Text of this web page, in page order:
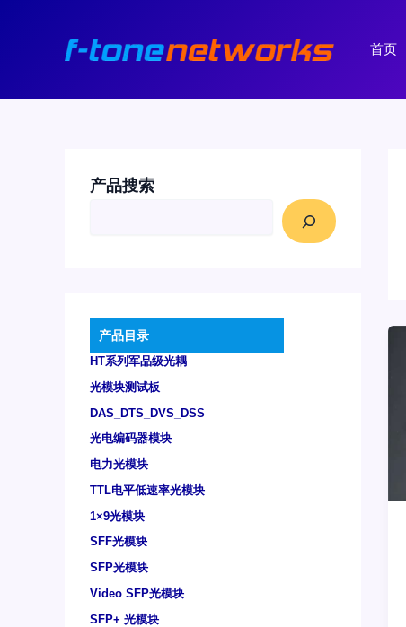
首页
产品搜索
产品目录
HT系列军品级光耦
光模块测试板
DAS_DTS_DVS_DSS
光电编码器模块
电力光模块
TTL电平低速率光模块
1×9光模块
SFF光模块
SFP光模块
Video SFP光模块
SFP+ 光模块